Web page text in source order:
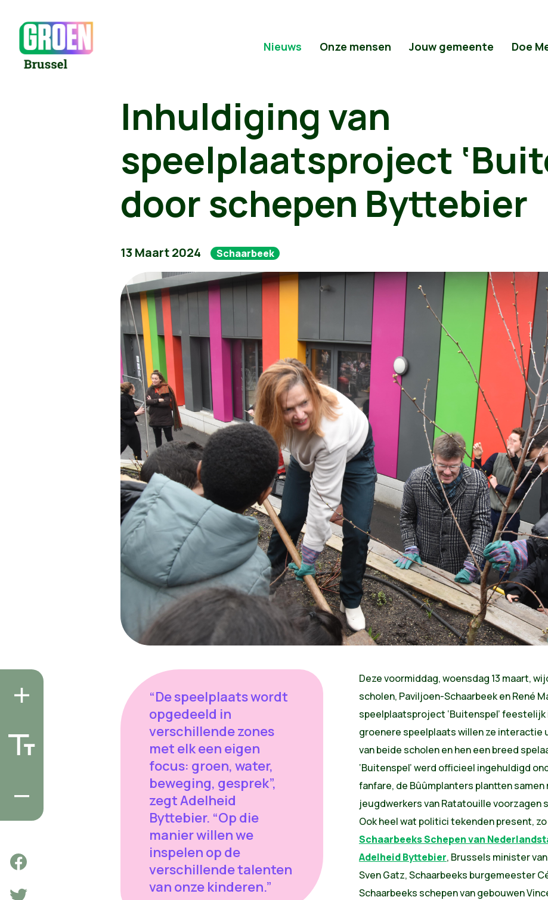
Nieuws Onze mensen Jouw gemeente Doe
Inhuldiging van
speelplaatsproject
door schepen Byttebier
13 Maart 2024 Schaarbeek
“De speelplaats wordt
opgedeeld in
verschillende zones
met elk een eigen
focus: groen, water,
beweging, gesprek”,
zegt Adelheid
Byttebier. “Op die
manier willen we
inspelen op de
verschillende talenten
van onze kinderen.”
Deze voormiddag, woensdag 13 maart,
scholen, Paviljoen-Schaarbeek en René
speelplaatsproject ‘Buitenspel’
groenere speelplaats willen ze interactie
van beide scholen en hen een breed
‘Buitenspel’ werd officieel ingehuldigd
fanfare, de Bûûmplanters plantten
jeugdwerkers van Ratatouille voorzagen
Ook heel wat politici tekenden present,
Schaarbeeks Schepen van
Adelheid Byttebier, Brussels minister
Sven Gatz, Schaarbeeks burgemeester
Schaarbeeks schepen van gebouwen